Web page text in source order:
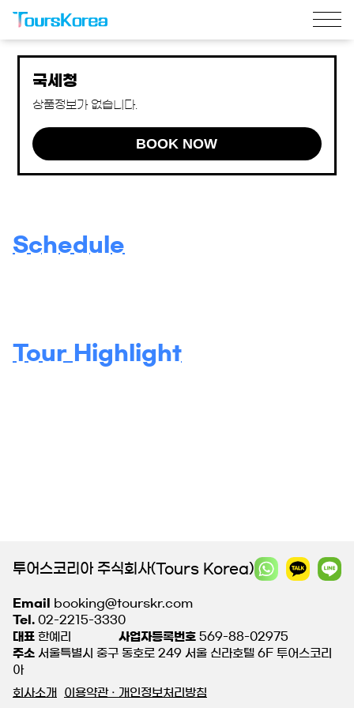
국세청
상품정보가 없습니다.
BOOK NOW
Schedule
Tour Highlight
투어스코리아 주식회사(Tours Korea)
Email
booking@tourskr.com
Tel. 02-2215-3330
대표 한예리 사업자등록번호 569-88-02975
주소 서울특별시 중구 동호로 249 서울 신라호텔 6F 투어스코리
아
회사소개
이용약관 · 개인정보처리방침